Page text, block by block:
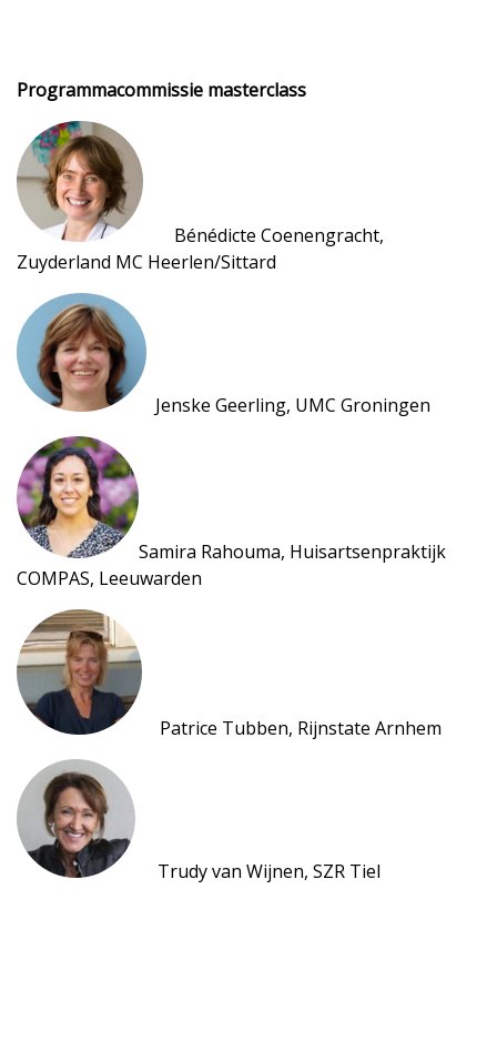
Programmacommissie masterclass
Bénédicte Coenengracht,
Zuyderland MC Heerlen/Sittard
Jenske Geerling, UMC Groningen
Samira Rahouma, Huisartsenpraktijk
COMPAS, Leeuwarden
Patrice Tubben, Rijnstate Arnhem
Trudy van Wijnen, SZR Tiel